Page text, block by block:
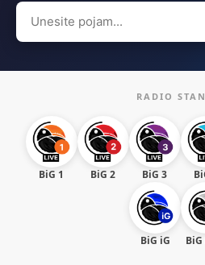
Search
for:
RADIO
BiG 1 BiG 2 BiG 3
BiG iG